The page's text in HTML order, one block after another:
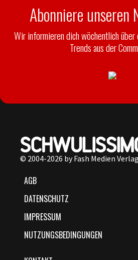
Abonniere unseren
Wir informieren dich wöchentlich
Trends aus der
© 2004-2026 by Fash Medien
AGB
DATENSCHUTZ
IMPRESSUM
NUTZUNGSBEDINGUNGEN